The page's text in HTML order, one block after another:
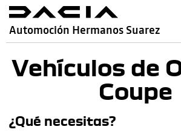
Automoción Hermanos Suarez
Vehículos de
Coupe
¿Qué necesitas?